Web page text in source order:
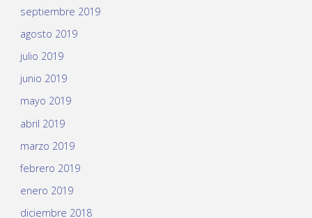
septiembre 2019
agosto 2019
julio 2019
junio 2019
mayo 2019
abril 2019
marzo 2019
febrero 2019
enero 2019
diciembre 2018